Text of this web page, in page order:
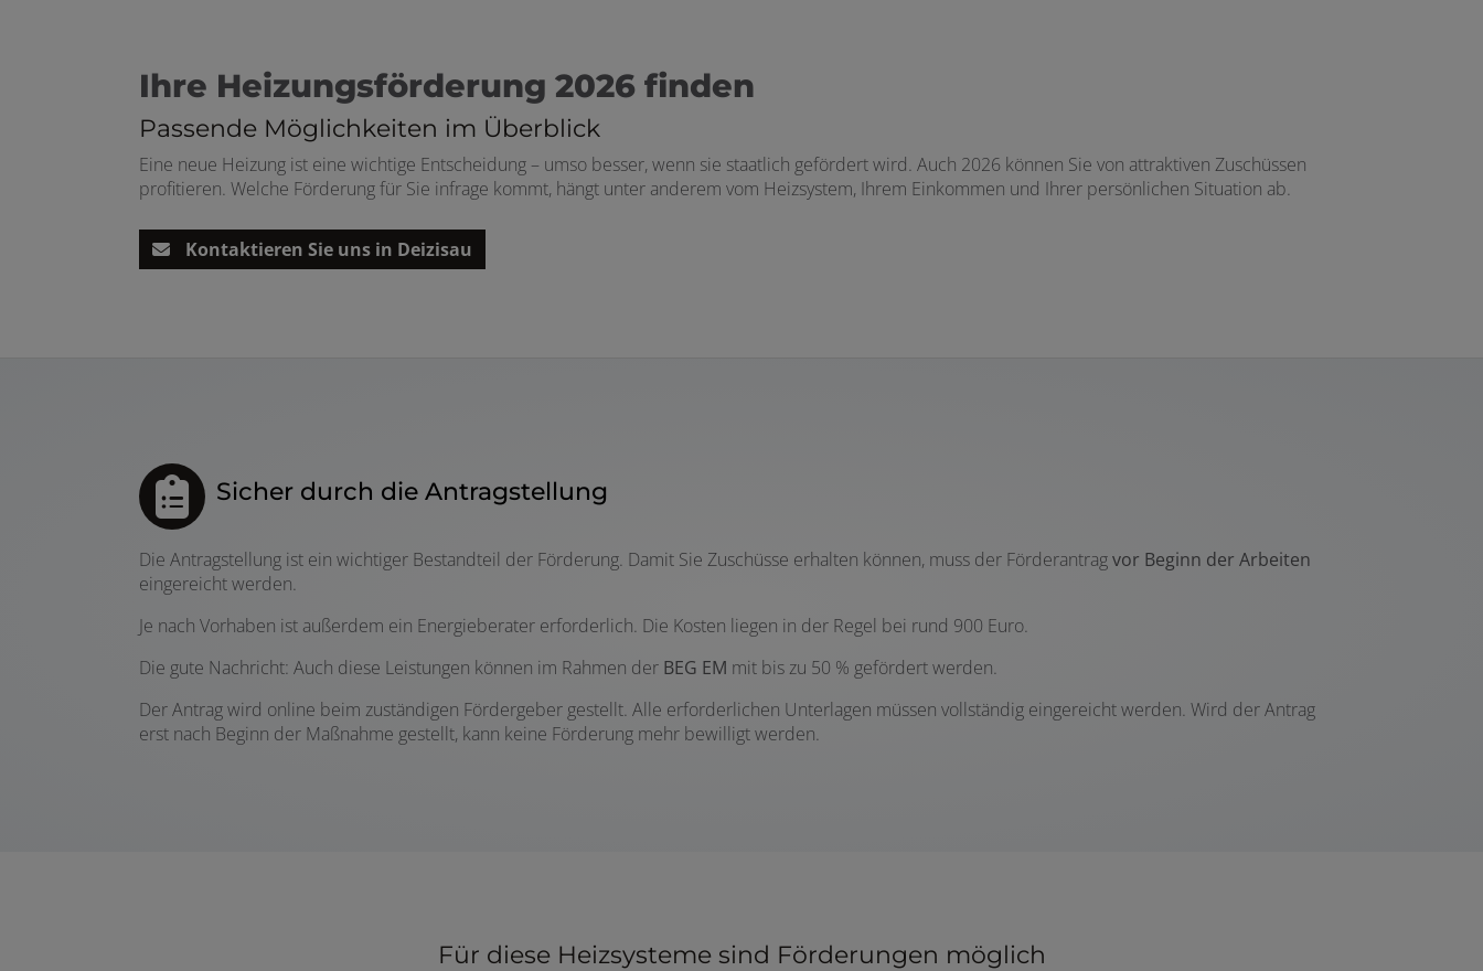
Ihre Heizungsförderung 2026 finden
Passende Möglichkeiten im Überblick
Eine neue Heizung ist eine wichtige Entscheidung – umso besser, wenn sie staatlich gefördert wird. Auch 2026 können Sie von attraktiven Zuschüssen
profitieren. Welche Förderung für Sie infrage kommt, hängt unter anderem vom Heizsystem, Ihrem Einkommen und Ihrer persönlichen Situation ab.
Kontaktieren Sie uns in Deizisau
Sicher durch die Antragstellung
Die Antragstellung ist ein wichtiger Bestandteil der Förderung. Damit Sie Zuschüsse erhalten können, muss der Förderantragvor Beginn der Arbeiten
eingereicht werden.
Je nach Vorhaben ist außerdem ein Energieberater erforderlich. Die Kosten liegen in der Regel bei rund 900 Euro.
Die gute Nachricht: Auch diese Leistungen können im Rahmen der BEG EM mit bis zu 50 % gefördert werden.
Der Antrag wird online beim zuständigen Fördergeber gestellt. Alle erforderlichen Unterlagen müssen vollständig eingereicht werden. Wird der Antrag
erst nach Beginn der Maßnahme gestellt, kann keine Förderung mehr bewilligt werden.
Für diese Heizsysteme sind Förderungen möglich